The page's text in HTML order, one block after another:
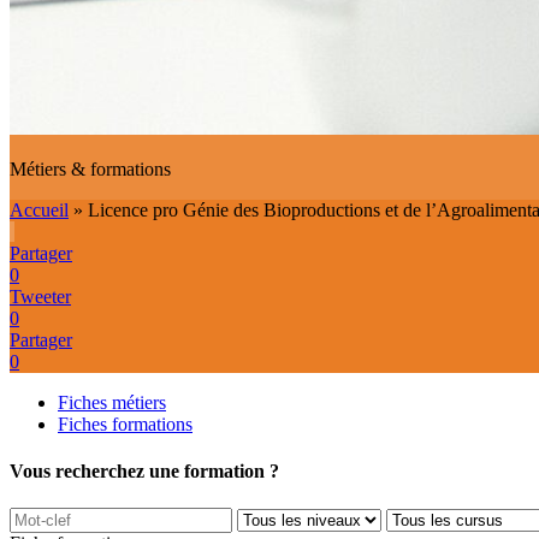
Métiers & formations
Accueil » Licence pro Génie des Bioproductions et de
Partager
0
Tweeter
0
Partager
0
Fiches métiers
Fiches formations
Vous recherchez une formation ?